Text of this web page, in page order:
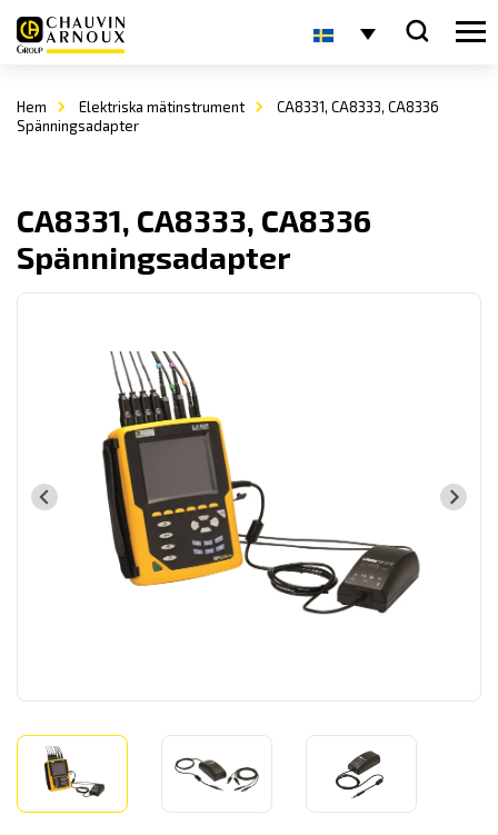
Hem Elektriska mätinstrument
CA8331, CA8333, CA8336
Spänningsadapter
CA8331, CA8333, CA8336
Spänningsadapter